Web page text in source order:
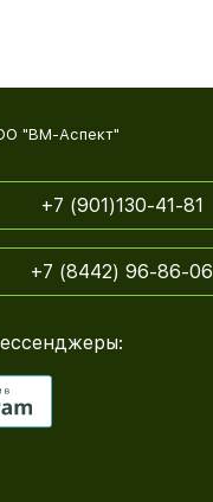
"ВМ-Аспект"
+7 (901)130-41-81
+7 (8442) 96-86-06